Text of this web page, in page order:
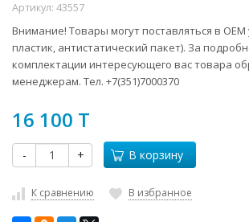
Артикул: 43557
Внимание! Товары могут поставляться в ОЕМ
пластик, антистатический пакет). За
комплектации интересующего вас товара
менеджерам. Тел. +7(351)7000370
16 100 T
- + В корзину
К сравнению В избранное